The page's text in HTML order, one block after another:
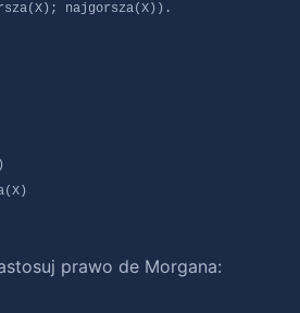
najgorsza(X)).
prawo de Morgana: